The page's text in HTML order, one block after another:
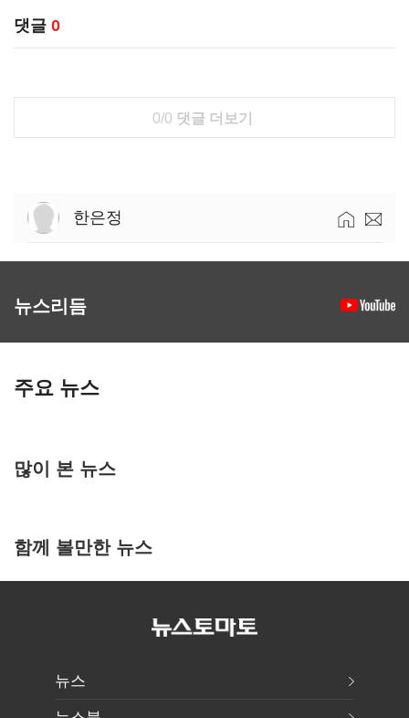
댓글 0
0/0 댓글 더보기
한은정
뉴스리듬
주요 뉴스
많이 본 뉴스
함께 볼만한 뉴스
뉴스